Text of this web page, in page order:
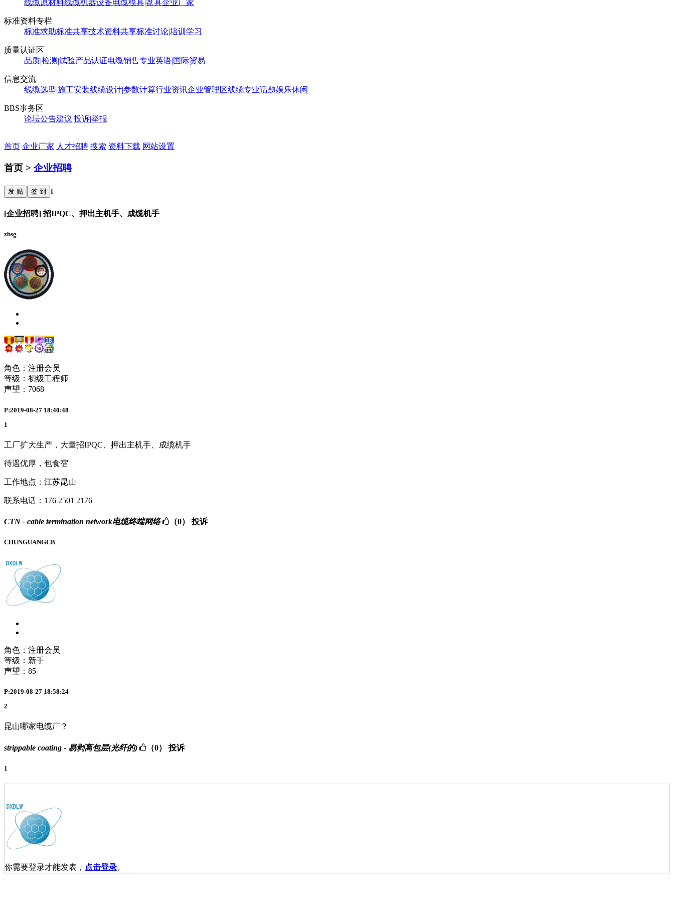
线缆原材料线缆机器设备电缆模具|盘具企业厂家
标准资料专栏
标准求助标准共享技术资料共享标准讨论|培训学习
质量认证区
品质|检测|试验产品认证电缆销售专业英语|国际贸易
信息交流
线缆选型|施工安装线缆设计|参数计算行业资讯企业管理区线缆专业话题娱乐休闲
BBS事务区
论坛公告建议|投诉|举报
首页 企业厂家 人才招聘 搜索 资料下载 网站设置
首页 > 企业招聘
发 贴 签 到 1
[企业招聘] 招IPQC、押出主机手、成缆机手
zbsg
角色：注册会员
等级：初级工程师
声望： 7068
P:2019-08-27 18:40:48
1
工厂扩大生产，大量招IPQC、押出主机手、成缆机手
待遇优厚，包食宿
工作地点：江苏昆山
联系电话：176 2501 2176
CTN - cable termination network电缆终端网络 （0） 投诉
CHUNGUANGCB
角色：注册会员
等级：新手
声望： 85
P:2019-08-27 18:58:24
2
昆山哪家电缆厂？
strippable coating - 易剥离包层(光纤的) （0） 投诉
1
你需要登录才能发表， 点击登录。